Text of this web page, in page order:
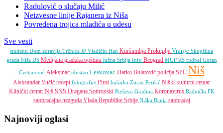
Radulović o slučaju Milić
Neizvesne linije Rajanera iz Niša
Povređena trojica mladića u udesu
Sve vesti
studenti Dom zdravlja Tržnica JP Vladičin Han Kuršumlija Prokuplje Vranje Skupština
grada Niša DS Medijana gradska opština Južna Srbija Info Beograd MUP RS fudbal Goran
Cvetanović Aleksinac ubistvo Leskovac Darko Bulatović policija SPC Niš
Aleksandar Vučić receptfotografije Pirotkošarka Zoran Perišić Niški kulturni centar
Klinički centar Niš SNS Dragana Sotirovski Preševo Gradina Koronavirus Radnički FK
saobraćajna nezgoda Vlada Republike Srbije Niška Banja saobraćaj
Najnoviji oglasi